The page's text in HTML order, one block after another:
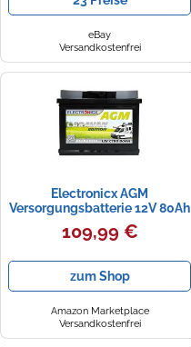
eBay
Versandkostenfrei
Electronicx AGM
Versorgungsbatterie 12V 80Ah
/ 80 Ah Caravan Deep Cycle
Batterie wartungsfrei
Solar Boot Wohnmobil
Wohnwagen Batterie
242×175×190mm zyklenfest
Freizeitakku
109,99 €
zum Shop
Amazon Marketplace
Versandkostenfrei